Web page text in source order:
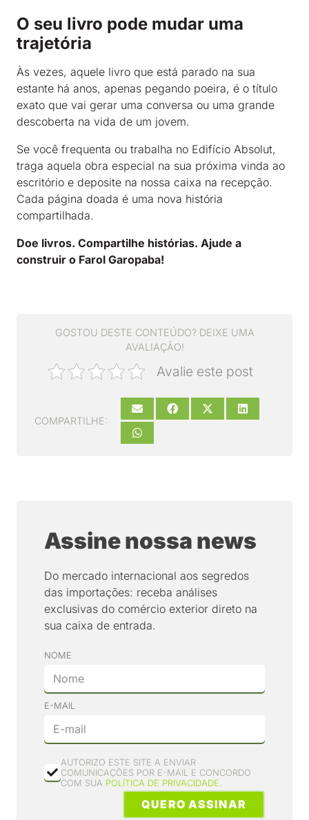
O seu livro pode mudar uma
trajetória
Às vezes, aquele livro que está parado na sua
estante há anos, apenas pegando poeira, é o título
exato que vai gerar uma conversa ou uma grande
descoberta na vida de um jovem.
Se você frequenta ou trabalha no Edifício Absolut,
traga aquela obra especial na sua próxima vinda ao
escritório e deposite na nossa caixa na recepção.
Cada página doada é uma nova história
compartilhada.
Doe livros. Compartilhe histórias. Ajude a
construir o Farol Garopaba!
GOSTOU DESTE CONTEÚDO? DEIXE UMA
AVALIAÇÃO!
Avalie este post
COMPARTILHE:
Assine nossa news
Do mercado internacional aos segredos
das importações: receba análises
exclusivas do comércio exterior direto na
sua caixa de entrada.
NOME
E-MAIL
AUTORIZO ESTE SITE A ENVIAR
COMUNICAÇÕES POR E-MAIL E CONCORDO
COM SUA POLÍTICA DE PRIVACIDADE
QUERO ASSINAR